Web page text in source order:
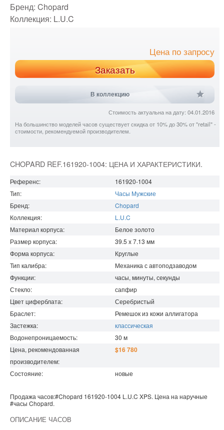
Бренд: Chopard
Коллекция: L.U.C
Цена по запросу
Заказать
В коллекцию
Стоимость актуальна на дату: 04.01.2016
На большинство моделей часов существует скидка от 10% до 30% от "retail" -
стоимости, рекомендуемой производителем.
CHOPARD REF.161920-1004: ЦЕНА И ХАРАКТЕРИСТИКИ.
Референс:
161920-1004
Тип:
Часы Мужские
Бренд:
Chopard
Коллекция:
L.U.C
Материал корпуса:
Белое золото
Размер корпуса:
39.5 x 7.13 мм
Форма корпуса:
Круглые
Тип калибра:
Механика с автоподзаводом
Функции:
часы, минуты, секунды
Стекло:
сапфир
Цвет циферблата:
Серебристый
Браслет:
Ремешок из кожи аллигатора
Застежка:
классическая
Водонепроницаемость: 30 м
Цена, рекомендованная
производителем:
$16 780
Состояние: новые
Продажа часов:#Chopard 161920-1004 L.U.C XPS. Цена на наручные
#часы Chopard.
ОПИСАНИЕ ЧАСОВ